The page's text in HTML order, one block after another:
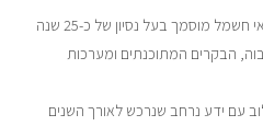
החברה נוסדה ע”י יוסי תדיר הנדסאי חשמל מוסמך בעל נסיון של כ-25 שנה
הבקרים המתוכנתים ומערכות
עם ידע נרחב שנרכש לאורך השנים